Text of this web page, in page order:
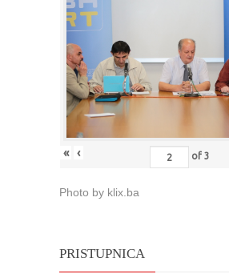
« ‹ of 3
Photo by klix.ba
PRISTUPNICA